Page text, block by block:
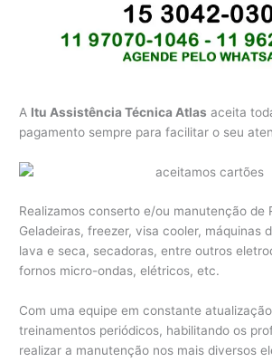
A Itu Assistência Técnica Atlas aceita
pagamento sempre para facilitar o seu
Realizamos conserto e/ou manutenção de
Geladeiras, freezer, visa cooler, máquinas
lava e seca, secadoras, entre outros
fornos micro-ondas, elétricos, etc.
Com uma equipe em constante
treinamentos periódicos, habilitando os
realizar a manutenção nos mais diversos